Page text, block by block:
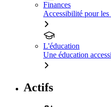
Finances
Accessibilité pour les
L'éducation
Une éducation
Actifs